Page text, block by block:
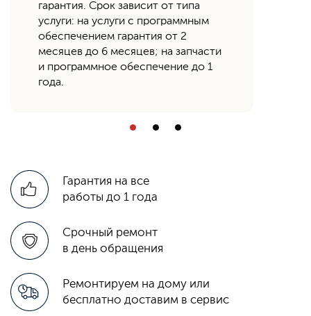
гарантия. Срок зависит от типа
услуги: на услуги с программным
обеспечением гарантия от 2
месяцев до 6 месяцев; на запчасти
и программное обеспечение до 1
года.
Гарантия на все
работы до 1 года
Срочный ремонт
в день обращения
Ремонтируем на дому или
бесплатно доставим в сервис